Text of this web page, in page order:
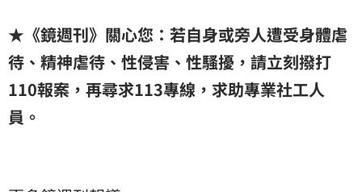
★《鏡週刊》關心您：若自身或旁人遭受身體虐
待、精神虐待、性侵害、性騷擾，請立刻撥打
110報案，再尋求113專線，求助專業社工人
員。